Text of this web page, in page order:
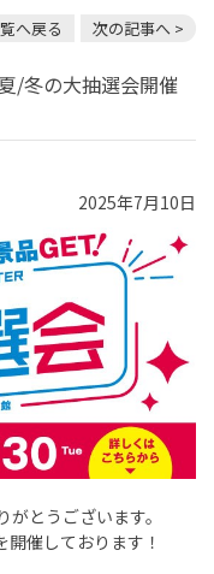
へ戻る 次の記事へ >
/冬の大抽選会開催
2025年7月10日
とうございます。
開催しております！